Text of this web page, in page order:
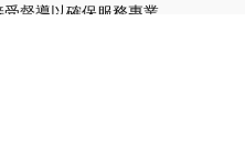
受督導以確保服務專業